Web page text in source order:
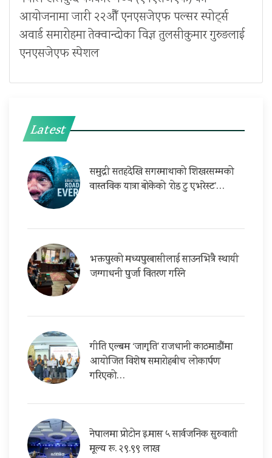
आयोजनामा जारी २२औँ एनएसजेएफ पल्सर स्पोर्ट्स
अवार्ड समारोहमा तेक्वान्दोका विज्ञ तुलसीकुमार गुरुङलाई
एनएसजेएफ स्पेशल
Latest
समुद्री सतहदेखि सगरमाथाको शिखरसम्मको
वास्तविक यात्रा बोकेको ‘रोड टु एभरेस्ट’…
भक्तपुरको मध्यपुरबासीलाई साउनभित्रै स्थायी
जग्गाधनी पुर्जा वितरण गरिने
गीति एल्बम ‘जागृति’ राजधानी काठमाडौंमा
आयोजित विशेष समारोहबीच लोकार्पण
गरिएको…
नेपालमा प्रोटोन इ.मास ५ सार्वजनिक सुरुवाती
मूल्य रू. २९.९९ लाख